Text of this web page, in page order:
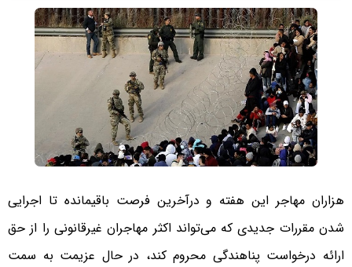
هزاران مهاجر این هفته و در‌آخرین فرصت باقیمانده تا اجرایی
شدن مقررات جدیدی که می‌تواند اکثر مهاجران غیرقانونی را از حق
ارائه درخواست پناهندگی محروم کند، در حال عزیمت به سمت